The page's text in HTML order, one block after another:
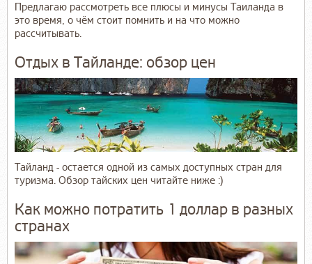
Предлагаю рассмотреть все плюсы и минусы Таиланда в
это время, о чём стоит помнить и на что можно
рассчитывать.
Отдых в Тайланде: обзор цен
Тайланд - остается одной из самых доступных стран для
туризма. Обзор тайских цен читайте ниже :)
Как можно потратить 1 доллар в разных
странах